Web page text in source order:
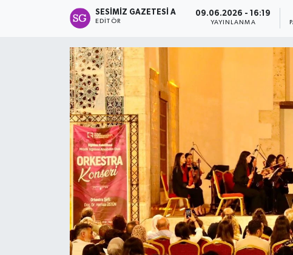
SESIMIZ GAZETESI A
EDITÖR
09.06.2026 - 16:19
YAYINLANMA
Politika
Teknoloji
Tokat Haberleri
Son Dakika Haberleri
Haber Arşivi